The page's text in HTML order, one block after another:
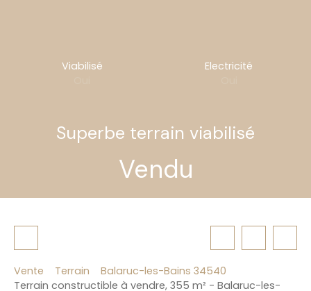
Viabilisé
Electricité
Superbe terrain viabilisé
Vendu
Vente Terrain
Balaruc-les-Bains 34540
Terrain constructible à vendre, 355 m² - Balaruc-les-